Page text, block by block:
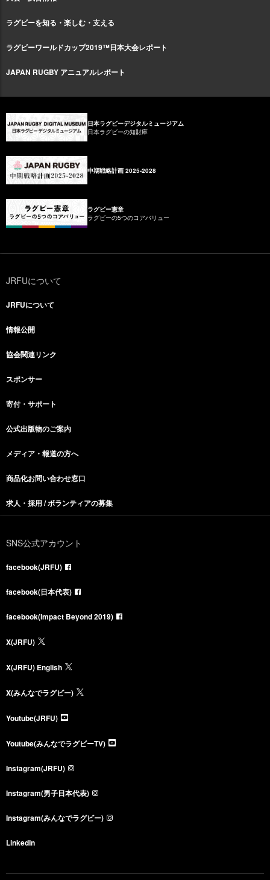
ラグビーを知る・楽しむ・支える
ラグビーワールドカップ2019™日本大会レポート
JAPAN RUGBY アニュアルレポート
日本ラグビーデジタルミュージアム
日本ラグビーの知財庫
中期戦略計画 2025-2028
ラグビー憲章
ラグビーの5つのコアバリュー
JRFUについて
JRFUについて
情報公開
協会関連リンク
スポンサー
寄付・サポート
公式出版物のご案内
メディア・報道の方へ
商品化お問い合わせ窓口
求人・採用 / ボランティアの募集
SNS公式アカウント
facebook(JRFU)
facebook(日本代表)
facebook(Impact Beyond 2019)
X(JRFU)
X(JRFU) English
X(みんなでラグビー)
Youtube(JRFU)
Youtube(みんなでラグビーTV)
Instagram(JRFU)
Instagram(男子日本代表)
Instagram(みんなでラグビー)
LinkedIn